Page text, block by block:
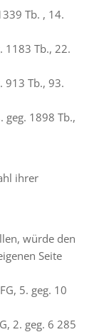
Tb. , 14.
1183 Tb., 22.
913 Tb., 93.
geg. 1898 Tb.,
ihrer
würde den
Seite
5. geg. 10
2. geg. 6 285